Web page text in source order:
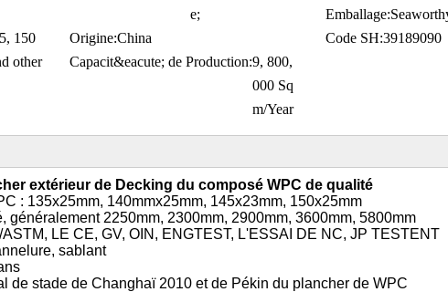
e;
Emballage:
150
other
Origine:China Code SH:39189090
Capacit&eacute; de Production:9, 800,
000 Sq
m/Year
extérieur de Decking du composé WPC de qualité
: 135x25mm, 140mmx25mm, 145x23mm, 150x25mm
2250mm, 2300mm, 2900mm, 3600mm, 5800mm
LE CE, GV, OIN, ENGTEST, L'ESSAI DE NC, JP TESTENT
sablant
stade de Changhaï 2010 et de Pékin du plancher de WPC